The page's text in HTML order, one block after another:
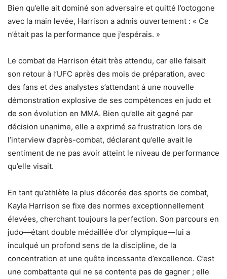
Bien qu’elle ait dominé son adversaire et quitté l’octogone
avec la main levée, Harrison a admis ouvertement : « Ce
n’était pas la performance que j’espérais. »
Le combat de Harrison était très attendu, car elle faisait
son retour à l’UFC après des mois de préparation, avec
des fans et des analystes s’attendant à une nouvelle
démonstration explosive de ses compétences en judo et
de son évolution en MMA. Bien qu’elle ait gagné par
décision unanime, elle a exprimé sa frustration lors de
l’interview d’après-combat, déclarant qu’elle avait le
sentiment de ne pas avoir atteint le niveau de performance
qu’elle visait.
En tant qu’athlète la plus décorée des sports de combat,
Kayla Harrison se fixe des normes exceptionnellement
élevées, cherchant toujours la perfection. Son parcours en
judo—étant double médaillée d’or olympique—lui a
inculqué un profond sens de la discipline, de la
concentration et une quête incessante d’excellence. C’est
une combattante qui ne se contente pas de gagner ; elle